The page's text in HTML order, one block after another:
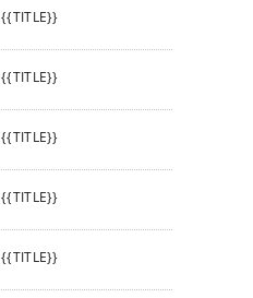
{{TITLE}}
{{TITLE}}
{{TITLE}}
{{TITLE}}
{{TITLE}}